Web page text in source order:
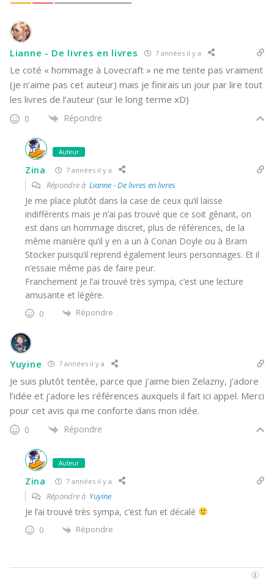
Lianne - De livres en livres 7 années il y a
Le coté « hommage à Lovecraft » ne me tente pas vraiment
(je n’aime pas cet auteur) mais je finirais un jour par lire tout
les livres de l’auteur (sur le long terme xD)
0 Répondre
Auteur
Zina 7 années il y a
Répondre à Lianne - De livres en livres
Je me place plutôt dans la case de ceux qu’il laisse
indifférents mais je n’ai pas trouvé que ce soit gênant, on
est dans un hommage discret, plus de références, de la
même manière qu’il y en a un à Conan Doyle ou à Bram
Stocker puisqu’il reprend également leurs personnages. Et il
n’essaie même pas de faire peur.
Franchement je l’ai trouvé très sympa, c’est une lecture
amusante et légère.
0 Répondre
Yuyine 7 années il y a
Je suis plutôt tentée, parce que j’aime bien Zelazny, j’adore
l’idée et j’adore les références auxquels il fait ici appel. Merci
pour cet avis qui me conforte dans mon idée.
0 Répondre
Auteur
Zina 7 années il y a
Répondre à Yuyine
Je l’ai trouvé très sympa, c’est fun et décalé
0 Répondre